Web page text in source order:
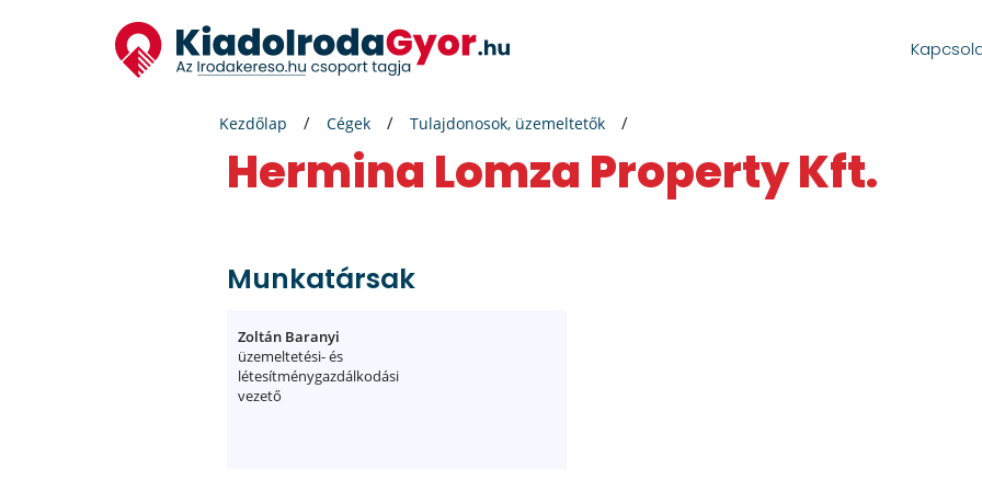
Kezdőlap Cégek Tulajdonosok, üzemeltetők
Hermina Lomza Property Kft.
Munkatársak
Zoltán Baranyi
üzemeltetési- és
létesítménygazdálkodási
vezető